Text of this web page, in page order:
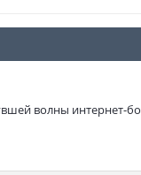
волны интернет-